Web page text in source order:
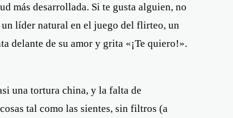
más desarrollada. Si te gusta alguien, no
un líder natural en el juego del flirteo, un
delante de su amor y grita «¡Te quiero!».
una tortura china, y la falta de
tal como las sientes, sin filtros (a